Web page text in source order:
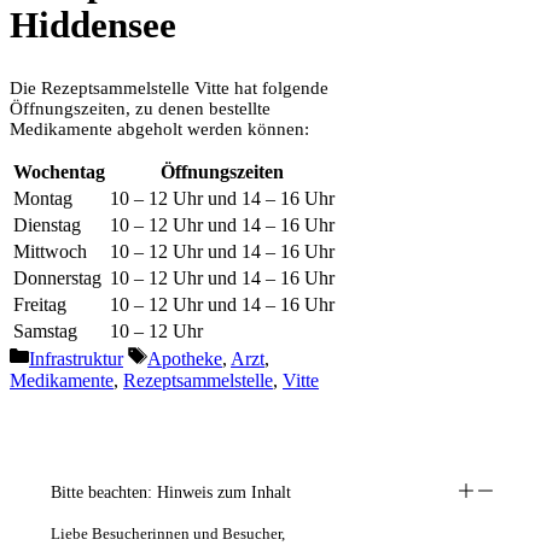
Hiddensee
Die Rezeptsammelstelle Vitte hat folgende
Öffnungszeiten, zu denen bestellte
Medikamente abgeholt werden können:
Wochentag
Öffnungszeiten
Montag
10 – 12 Uhr und 14 – 16 Uhr
Dienstag
10 – 12 Uhr und 14 – 16 Uhr
Mittwoch
10 – 12 Uhr und 14 – 16 Uhr
Donnerstag 10 – 12 Uhr und 14 – 16 Uhr
Freitag
10 – 12 Uhr und 14 – 16 Uhr
Samstag
10 – 12 Uhr
Kategorien
Infrastruktur Schlagwörter
Apotheke, Arzt,
Medikamente, Rezeptsammelstelle, Vitte
Bitte beachten: Hinweis zum Inhalt
Liebe Besucherinnen und Besucher,